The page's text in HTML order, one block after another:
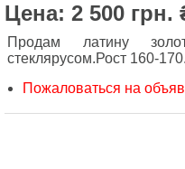
Цена: 2 500 грн.
Продам латину
стеклярусом.Рост 160-170.
Пожаловаться на